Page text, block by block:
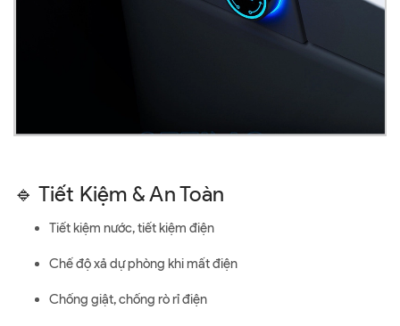
🔹 Tiết Kiệm & An Toàn
Tiết kiệm nước, tiết kiệm điện
Chế độ xả dự phòng khi mất điện
Chống giật, chống rò rỉ điện